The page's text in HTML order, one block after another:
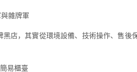
雜牌軍
店，其實從環境設備、技術操作、售後
易櫃臺